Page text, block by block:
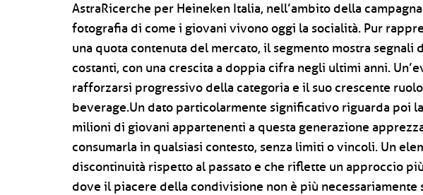
AstraRicerche per Heineken Italia, nell’ambito della
fotografia di come i giovani vivono oggi la socialità. Pur
una quota contenuta del mercato, il segmento mostra segnali
costanti, con una crescita a doppia cifra negli ultimi anni.
rafforzarsi progressivo della categoria e il suo crescente
beverage.Un dato particolarmente significativo riguarda poi
milioni di giovani appartenenti a questa generazione
consumarla in qualsiasi contesto, senza limiti o vincoli. Un
discontinuità rispetto al passato e che riflette un approccio
dove il piacere della condivisione non è più necessariamente